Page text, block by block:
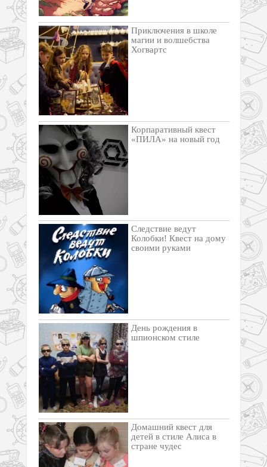
Приключения в школе
магии и волшебства
Хогвартс
Корпаративный квест
«ПИЛА» на новый год
Следствие ведут
Колобки! Квест на дому
своими руками
День рождения в
шпионском стиле
Домашний квест для
детей в стиле Алиса в
стране чудес